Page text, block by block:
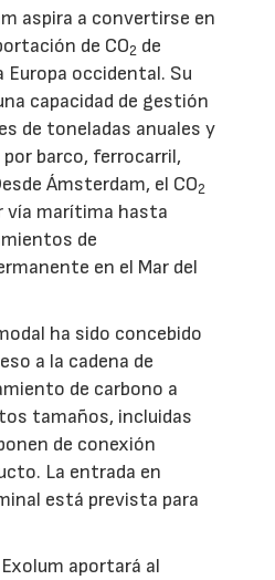
aspira a convertirse en
de CO2 de
Europa occidental. Su
capacidad de gestión
de toneladas anuales y
por barco, ferrocarril,
Ámsterdam, el CO2
vía marítima hasta
de
en el Mar del
ha sido concebido
a la cadena de
de carbono a
tamaños, incluidas
de conexión
La entrada en
está prevista para
aportará al